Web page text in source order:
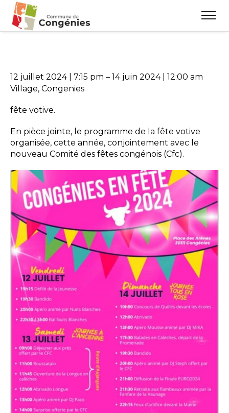
12 juillet 2024 7:15 pm – 14 juin 2024
12:00 am
Village, Congenies
fête votive.
En pièce jointe, le programme de la fête votive
organisée, cette année, conjointement avec le
nouveau Comité des fêtes congénois (Cfc).